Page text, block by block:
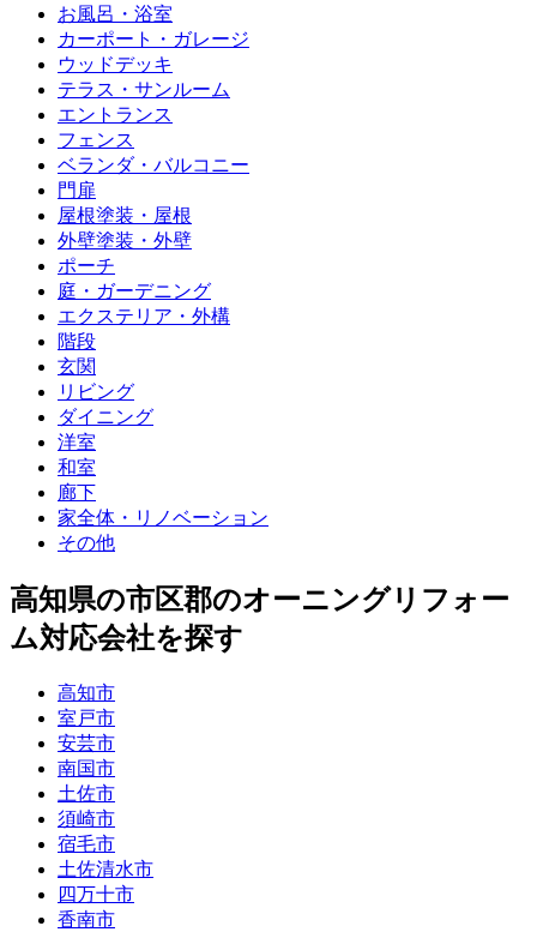
お風呂・浴室
カーポート・ガレージ
ウッドデッキ
テラス・サンルーム
エントランス
フェンス
ベランダ・バルコニー
門扉
屋根塗装・屋根
外壁塗装・外壁
ポーチ
庭・ガーデニング
エクステリア・外構
階段
玄関
リビング
ダイニング
洋室
和室
廊下
家全体・リノベーション
その他
高知県の市区郡のオーニングリフォー
ム対応会社を探す
高知市
室戸市
安芸市
南国市
土佐市
須崎市
宿毛市
土佐清水市
四万十市
香南市